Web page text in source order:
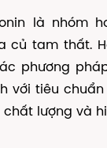
là nhóm
củ tam thất.
phương
với tiêu
lượng và